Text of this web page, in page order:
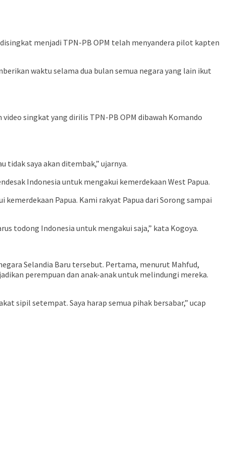
menjadi TPN-PB OPM telah menyandera pilot kapten
waktu selama dua bulan semua negara yang lain ikut
singkat yang dirilis TPN-PB OPM dibawah Komando
tidak saya akan ditembak,” ujarnya.
Indonesia untuk mengakui kemerdekaan West Papua.
Papua. Kami rakyat Papua dari Sorong sampai
todong Indonesia untuk mengakui saja,” kata Kogoya.
Selandia Baru tersebut. Pertama, menurut Mahfud,
perempuan dan anak-anak untuk melindungi mereka.
sipil setempat. Saya harap semua pihak bersabar,” ucap